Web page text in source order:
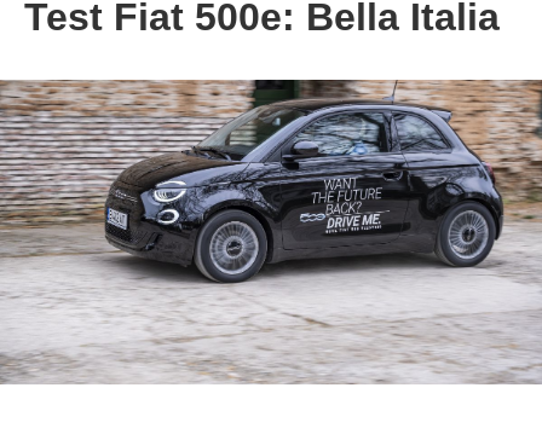
Test Fiat 500e: Bella Italia